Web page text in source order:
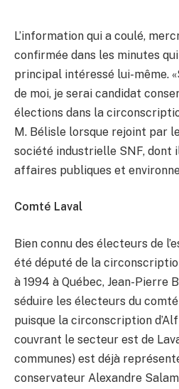
L’information qui a coulé,
confirmée dans les minutes
principal intéressé lui-même.
de moi, je serai candidat
élections dans la
M. Bélisle lorsque rejoint par
société industrielle SNF, dont
affaires publiques et
Comté Laval
Bien connu des électeurs de
été député de la
à 1994 à Québec, Jean-Pierre
séduire les électeurs du comté
puisque la circonscription
couvrant le secteur est de
communes) est déjà
conservateur Alexandre